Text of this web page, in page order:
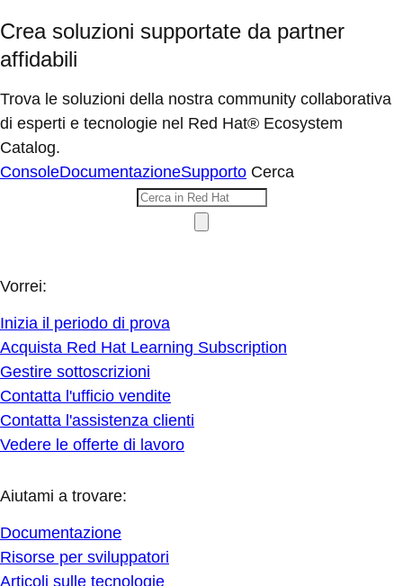
Crea soluzioni supportate da partner
affidabili
Trova le soluzioni della nostra community collaborativa
di esperti e tecnologie nel Red Hat® Ecosystem
Catalog.
ConsoleDocumentazioneSupporto Cerca
Vorrei:
Inizia il periodo di prova
Acquista Red Hat Learning Subscription
Gestire sottoscrizioni
Contatta l'ufficio vendite
Contatta l'assistenza clienti
Vedere le offerte di lavoro
Aiutami a trovare:
Documentazione
Risorse per sviluppatori
Articoli sulle tecnologie